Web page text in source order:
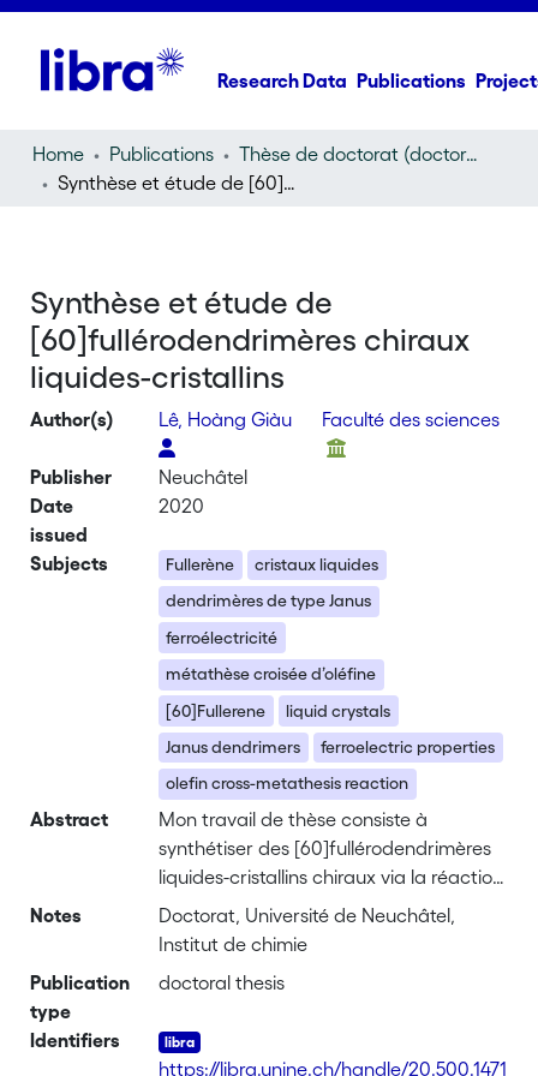
Research Data Publications
Home Publications
Thèse de doctorat (doctoral thesis)
Synthèse et étude de [60]fullérodendrimères chiraux liquides-cristallins
Synthèse et étude de
[60]fullérodendrimères chiraux
liquides-cristallins
Author(s) Lê, Hoàng Giàu Faculté des sciences
Publisher
Neuchâtel
Date
issued
2020
Subjects Fullerène
cristaux liquides
dendrimères de type Janus
ferroélectricité
métathèse croisée d’oléfine
[60]Fullerene
liquid crystals
Janus dendrimers
ferroelectric properties
olefin cross-metathesis reaction
Abstract
Mon travail de thèse consiste à
synthétiser des [60]fullérodendrimères
liquides-cristallins chiraux via la réaction
de métathèse croisée d’oléfines et
d’étudier l’influence du [60]fullerène
mésophases. Les matériaux
C<sub>60</sub> sont intéressants car
Notes
Doctorat, Université de Neuchâtel,
Institut de chimie
Publication
type
doctoral thesis
Identifiers
https://libra.unine.ch/handle/20.500.1471